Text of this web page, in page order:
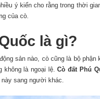
ý kiến cho rằng trong thời
của cò.
là gì?
sản nào, cò cũng là bộ
không là ngoại lệ.Cò đất Phú
sang người khác.